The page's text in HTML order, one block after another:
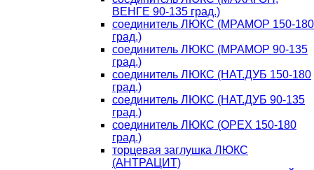
ВЕНГЕ 90-135 град.)
соединитель ЛЮКС (МРАМОР 150-180
град.)
соединитель ЛЮКС (МРАМОР 90-135
град.)
соединитель ЛЮКС (НАТ.ДУБ 150-180
град.)
соединитель ЛЮКС (НАТ.ДУБ 90-135
град.)
соединитель ЛЮКС (ОРЕХ 150-180
град.)
торцевая заглушка ЛЮКС
(АНТРАЦИТ)